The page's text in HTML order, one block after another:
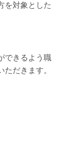
を対象とした
できるよう職
だきます。